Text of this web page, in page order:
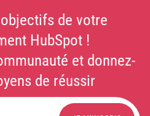
de votre
HubSpot !
et donnez-
de réussir